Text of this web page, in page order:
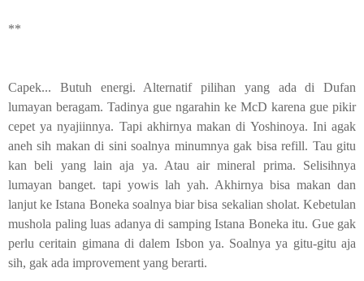
**
Capek... Butuh energi. Alternatif pilihan yang ada di Dufan
lumayan beragam. Tadinya gue ngarahin ke McD karena gue pikir
cepet ya nyajiinnya. Tapi akhirnya makan di Yoshinoya. Ini agak
aneh sih makan di sini soalnya minumnya gak bisa refill. Tau gitu
kan beli yang lain aja ya. Atau air mineral prima. Selisihnya
lumayan banget. tapi yowis lah yah. Akhirnya bisa makan dan
lanjut ke Istana Boneka soalnya biar bisa sekalian sholat. Kebetulan
mushola paling luas adanya di samping Istana Boneka itu. Gue gak
perlu ceritain gimana di dalem Isbon ya. Soalnya ya gitu-gitu aja
sih, gak ada improvement yang berarti.